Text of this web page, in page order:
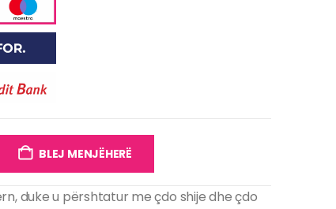
BLEJ MENJËHERË
duke u përshtatur me çdo shije dhe çdo